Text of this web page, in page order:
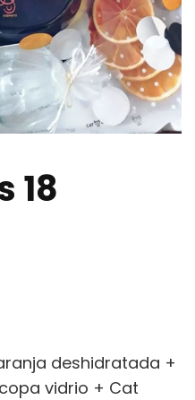
18
deshidratada +
vidrio + Cat